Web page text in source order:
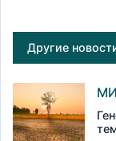
Другие